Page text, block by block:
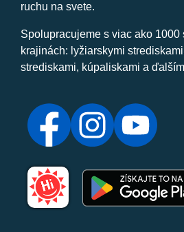
ruchu na svete.
Spolupracujeme s viac ako 1000
krajinách: lyžiarskymi
strediskami, kúpaliskami a